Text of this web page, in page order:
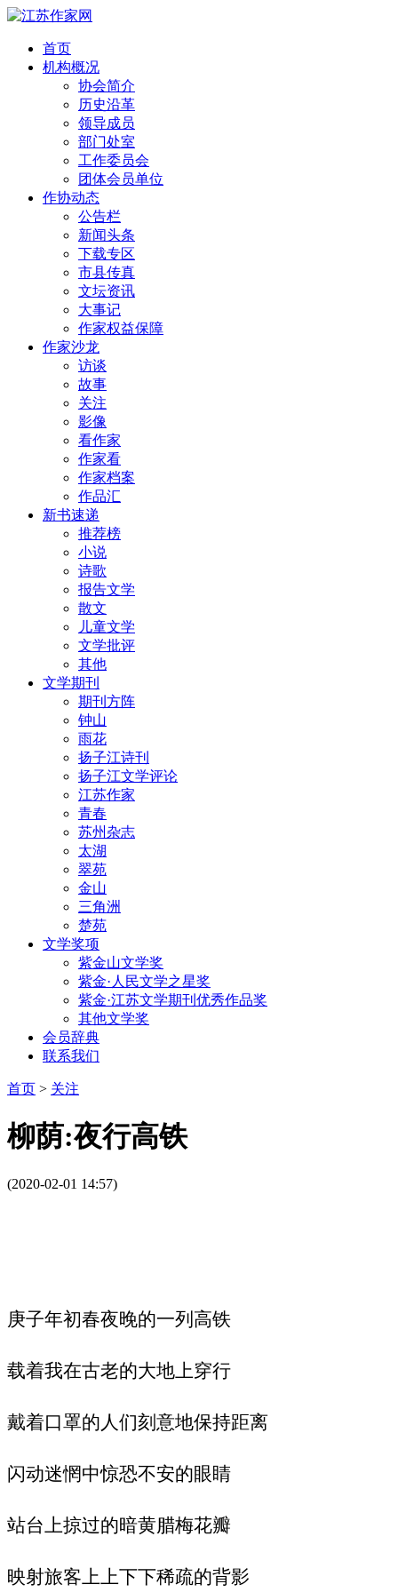
首页
机构概况
协会简介
历史沿革
领导成员
部门处室
工作委员会
团体会员单位
作协动态
公告栏
新闻头条
下载专区
市县传真
文坛资讯
大事记
作家权益保障
作家沙龙
访谈
故事
关注
影像
看作家
作家看
作家档案
作品汇
新书速递
推荐榜
小说
诗歌
报告文学
散文
儿童文学
文学批评
其他
文学期刊
期刊方阵
钟山
雨花
扬子江诗刊
扬子江文学评论
江苏作家
青春
苏州杂志
太湖
翠苑
金山
三角洲
楚苑
文学奖项
紫金山文学奖
紫金·人民文学之星奖
紫金·江苏文学期刊优秀作品奖
其他文学奖
会员辞典
联系我们
首页 > 关注
柳荫:夜行高铁
(2020-02-01 14:57)
庚子年初春夜晚的一列高铁
载着我在古老的大地上穿行
戴着口罩的人们刻意地保持距离
闪动迷惘中惊恐不安的眼睛
站台上掠过的暗黄腊梅花瓣
映射旅客上上下下稀疏的背影